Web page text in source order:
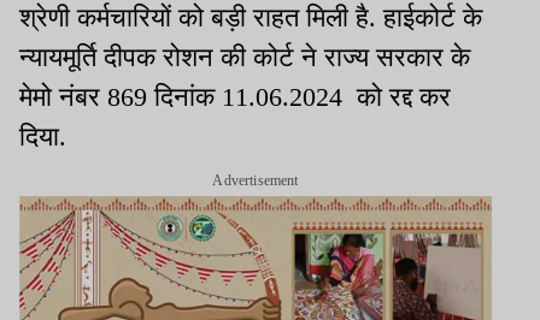
श्रेणी कर्मचारियों को बड़ी राहत मिली है. हाईकोर्ट के
न्यायमूर्ति दीपक रोशन की कोर्ट ने राज्य सरकार के
मेमो नंबर 869 दिनांक 11.06.2024 को रद्द कर
दिया.
Advertisement